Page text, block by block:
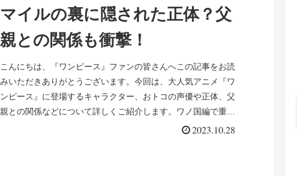
マイルの裏に隠された正体？父
親との関係も衝撃！
こんにちは、『ワンピース』ファンの皆さんへこの記事をお読
みいただきありがとうございます。今回は、大人気アニメ『ワ
ンピース』に登場するキャラクター、おトコの声優や正体、父
親との関係などについて詳しくご紹介します。ワノ国編で重要
2023.10.28